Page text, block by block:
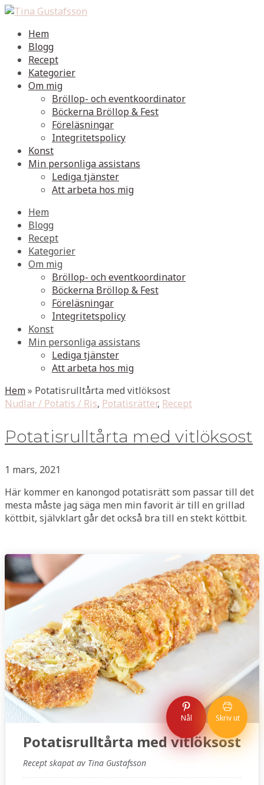
Hem
Blogg
Recept
Kategorier
Om mig
Bröllop- och eventkoordinator
Böckerna Bröllop & Fest
Föreläsningar
Integritetspolicy
Konst
Min personliga assistans
Lediga tjänster
Att arbeta hos mig
Hem
Blogg
Recept
Kategorier
Om mig
Bröllop- och eventkoordinator
Böckerna Bröllop & Fest
Föreläsningar
Integritetspolicy
Konst
Min personliga assistans
Lediga tjänster
Att arbeta hos mig
Hem» Potatisrulltårta med vitlöksost
Nudlar / Potatis / Ris, Potatisrätter, Recept
Potatisrulltårta med vitlöksost
1 mars, 2021
Här kommer en kanongod potatisrätt som passar till det
mesta måste jag säga men min favorit är till en grillad
köttbit, självklart går det också bra till en stekt köttbit.
Nål Skriv ut
Potatisrulltårta med vitlöksost
Recept skapat av Tina Gustafsson